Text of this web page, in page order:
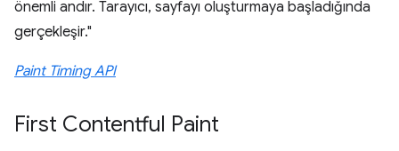
önemli andır. Tarayıcı, sayfayı oluşturmaya başladığında
gerçekleşir."
Paint Timing API
First Contentful Paint